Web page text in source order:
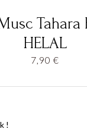
Tahara
HELAL
7,90 €
!